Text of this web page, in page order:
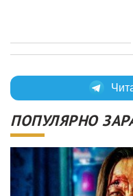
ПОПУЛЯРНО